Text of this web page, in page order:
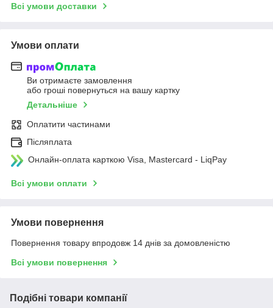
Всі умови доставки
Умови оплати
Ви отримаєте замовлення
або гроші повернуться на вашу картку
Детальніше
Оплатити частинами
Післяплата
Онлайн-оплата карткою Visa, Mastercard - LiqPay
Всі умови оплати
Умови повернення
Повернення товару впродовж 14 днів за домовленістю
Всі умови повернення
Подібні товари компанії